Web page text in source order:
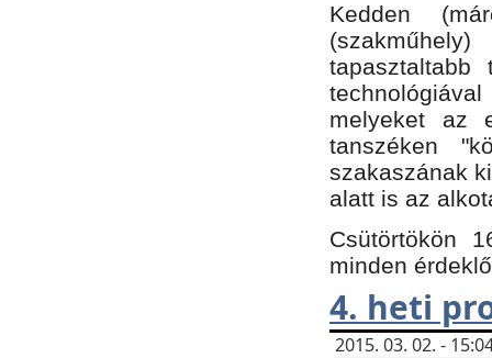
Kedden
tapasztaltabb
melyeket az
tanszéken
szakaszának
alatt is az
Csütörtökön
minden
4. heti
2015. 03. 02. -